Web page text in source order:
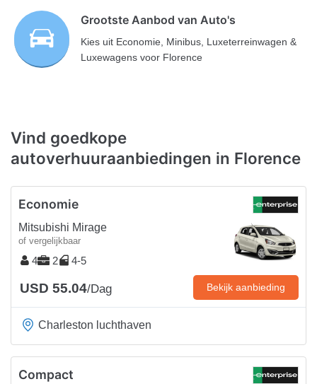
Grootste Aanbod van Auto's
Kies uit Economie, Minibus, Luxeterreinwagen &
Luxewagens voor Florence
Vind goedkope
autoverhuuraanbiedingen in Florence
Economie
Mitsubishi Mirage
of vergelijkbaar
4 2 4-5
USD 55.04/Dag Bekijk aanbieding
Charleston luchthaven
Compact